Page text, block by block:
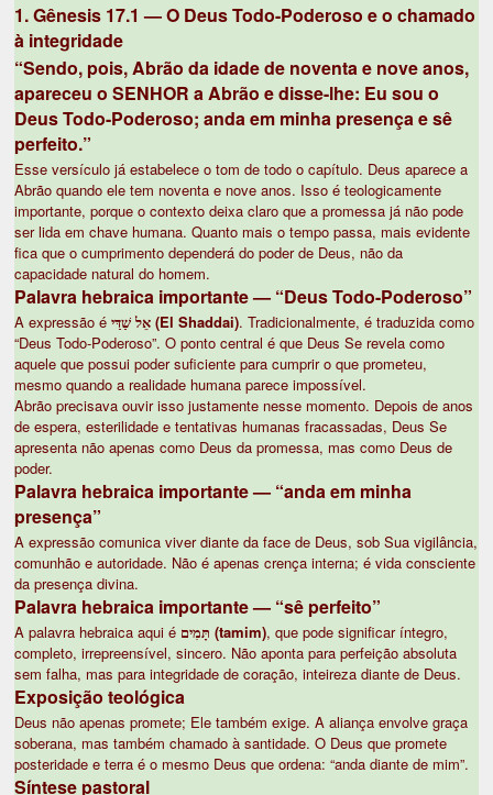
1. Gênesis 17.1 — O Deus Todo-Poderoso e o chamado
à integridade
“Sendo, pois, Abrão da idade de noventa e nove anos,
apareceu o SENHOR a Abrão e disse-lhe: Eu sou o
Deus Todo-Poderoso; anda em minha presença e sê
perfeito.”
Esse versículo já estabelece o tom de todo o capítulo. Deus aparece a
Abrão quando ele tem noventa e nove anos. Isso é teologicamente
importante, porque o contexto deixa claro que a promessa já não pode
ser lida em chave humana. Quanto mais o tempo passa, mais evidente
fica que o cumprimento dependerá do poder de Deus, não da
capacidade natural do homem.
Palavra hebraica importante — “Deus Todo-Poderoso”
A expressão é אֵל שַׁדַּי (El Shaddai). Tradicionalmente, é traduzida como
“Deus Todo-Poderoso”. O ponto central é que Deus Se revela como
aquele que possui poder suficiente para cumprir o que prometeu,
mesmo quando a realidade humana parece impossível.
Abrão precisava ouvir isso justamente nesse momento. Depois de anos
de espera, esterilidade e tentativas humanas fracassadas, Deus Se
apresenta não apenas como Deus da promessa, mas como Deus de
poder.
Palavra hebraica importante — “anda em minha
presença”
A expressão comunica viver diante da face de Deus, sob Sua vigilância,
comunhão e autoridade. Não é apenas crença interna; é vida consciente
da presença divina.
Palavra hebraica importante — “sê perfeito”
A palavra hebraica aqui é תָּמִים (tamim), que pode significar íntegro,
completo, irrepreensível, sincero. Não aponta para perfeição absoluta
sem falha, mas para integridade de coração, inteireza diante de Deus.
Exposição teológica
Deus não apenas promete; Ele também exige. A aliança envolve graça
soberana, mas também chamado à santidade. O Deus que promete
posteridade e terra é o mesmo Deus que ordena: “anda diante de mim”.
Síntese pastoral